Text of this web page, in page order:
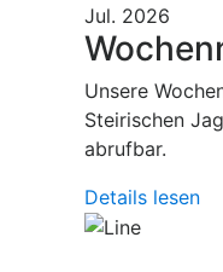
Jul. 2026
Unsere
Steirischen
abrufbar.
Details lesen